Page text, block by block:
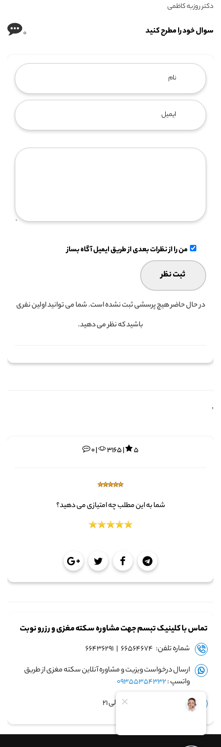
دکتر روزبه کاظمی
سوال خود را مطرح کنید 0
من را از نظرات بعدی از طریق ایمیل آگاه بساز
در حال حاضر هیچ پرسشی ثبت نشده است. شما می توانید اولین نفری
باشید که نظر می دهید.
,
0 | 3165 | 5
شما به این مطلب چه امتیازی می دهید؟
تماس با کلینیک تبسم جهت مشاوره سکته مغزی و رزرو نوبت
شماره تلفن: ۶۶۵۶۴۶۷۴ | ۶۶۴۳۶۲۹۱
ارسال درخواست ویزیت و مشاوره آنلاین سکته مغزی از طریق
واتسپ :09355354332
زمان پاسخگویی: ساعت ۹ الی ۲۱